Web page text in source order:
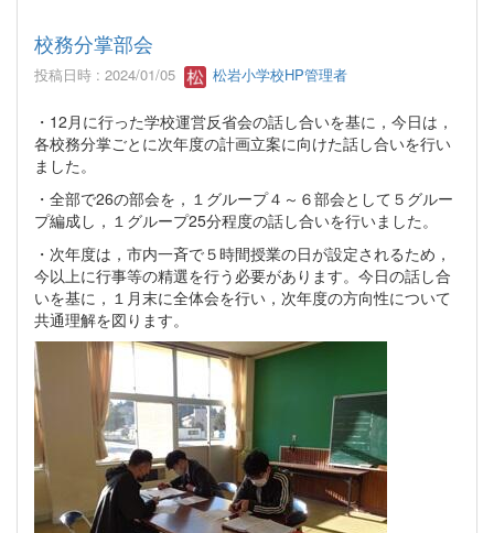
校務分掌部会
投稿日時 : 2024/01/05 松岩小学校HP管理者
・12月に行った学校運営反省会の話し合いを基に，今日は，
各校務分掌ごとに次年度の計画立案に向けた話し合いを行い
ました。
・全部で26の部会を，１グループ４～６部会として５グルー
プ編成し，１グループ25分程度の話し合いを行いました。
・次年度は，市内一斉で５時間授業の日が設定されるため，
今以上に行事等の精選を行う必要があります。今日の話し合
いを基に，１月末に全体会を行い，次年度の方向性について
共通理解を図ります。